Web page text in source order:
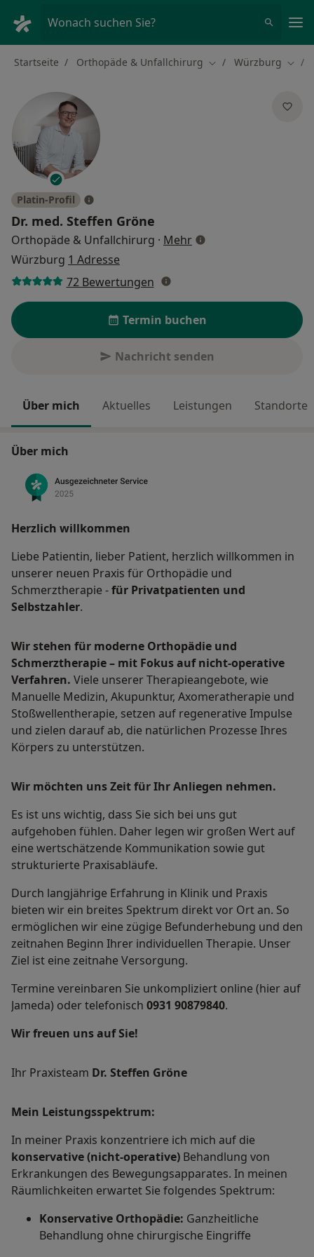
Wonach suchen Sie?
Startseite Orthopäde & Unfallchirurg Stadt ändern
Würzburg
Platin-Profil
Dr. med. Steffen Gröne
Orthopäde & Unfallchirurg · Mehrüber Spezialisierungen
Würzburg 1 Adresse
72 Bewertungen
Termin buchen
Nachricht senden
Über mich Aktuelles Leistungen Standorte
Über mich
Herzlich willkommen
Liebe Patientin, lieber Patient, herzlich willkommen in
unserer neuen Praxis für Orthopädie und
Schmerztherapie -für Privatpatienten und
Selbstzahler.
Wir stehen für moderne Orthopädie und
Schmerztherapie – mit Fokus auf nicht-operative
Verfahren. Viele unserer Therapieangebote, wie
Manuelle Medizin, Akupunktur, Axomeratherapie und
Stoßwellentherapie, setzen auf regenerative Impulse
und zielen darauf ab, die natürlichen Prozesse Ihres
Körpers zu unterstützen.
Wir möchten uns Zeit für Ihr Anliegen nehmen.
Es ist uns wichtig, dass Sie sich bei uns gut
aufgehoben fühlen. Daher legen wir großen Wert auf
eine wertschätzende Kommunikation sowie gut
strukturierte Praxisabläufe.
Durch langjährige Erfahrung in Klinik und Praxis
bieten wir ein breites Spektrum direkt vor Ort an. So
ermöglichen wir eine zügige Befunderhebung und den
zeitnahen Beginn Ihrer individuellen Therapie. Unser
Ziel ist eine zeitnahe Versorgung.
Termine vereinbaren Sie unkompliziert online (hier auf
Jameda) oder telefonisch 0931 90879840.
Wir freuen uns auf Sie!
Ihr Praxisteam Dr. Steffen Gröne
Mein Leistungs­spektrum:
In meiner Praxis konzentriere ich mich auf die
konservative (nicht-operative) Behandlung von
Erkrankungen des Bewegungsapparates. In meinen
Räumlichkeiten erwartet Sie folgendes Spektrum:
Konservative Orthopädie: Ganzheitliche
Behandlung ohne chirurgische Eingriffe